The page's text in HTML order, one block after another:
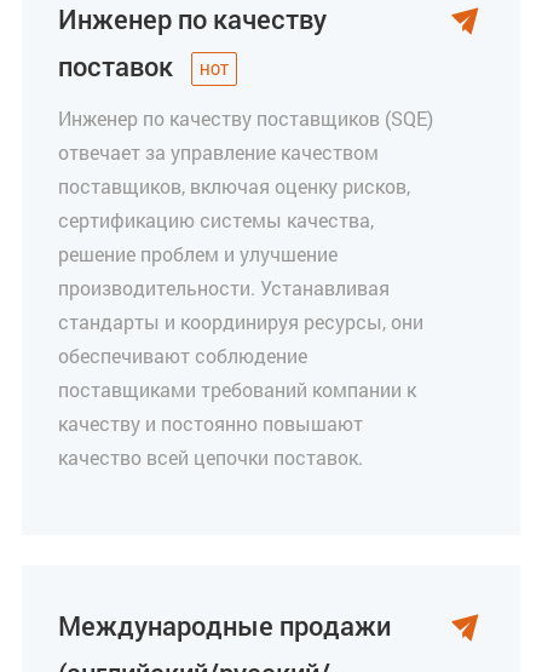
Инженер по качеству
поставок
Инженер по качеству поставщиков (SQE)
отвечает за управление качеством
поставщиков, включая оценку рисков,
сертификацию системы качества,
решение проблем и улучшение
производительности. Устанавливая
стандарты и координируя ресурсы, они
обеспечивают соблюдение
поставщиками требований компании к
качеству и постоянно повышают
качество всей цепочки поставок.

Международные продажи
